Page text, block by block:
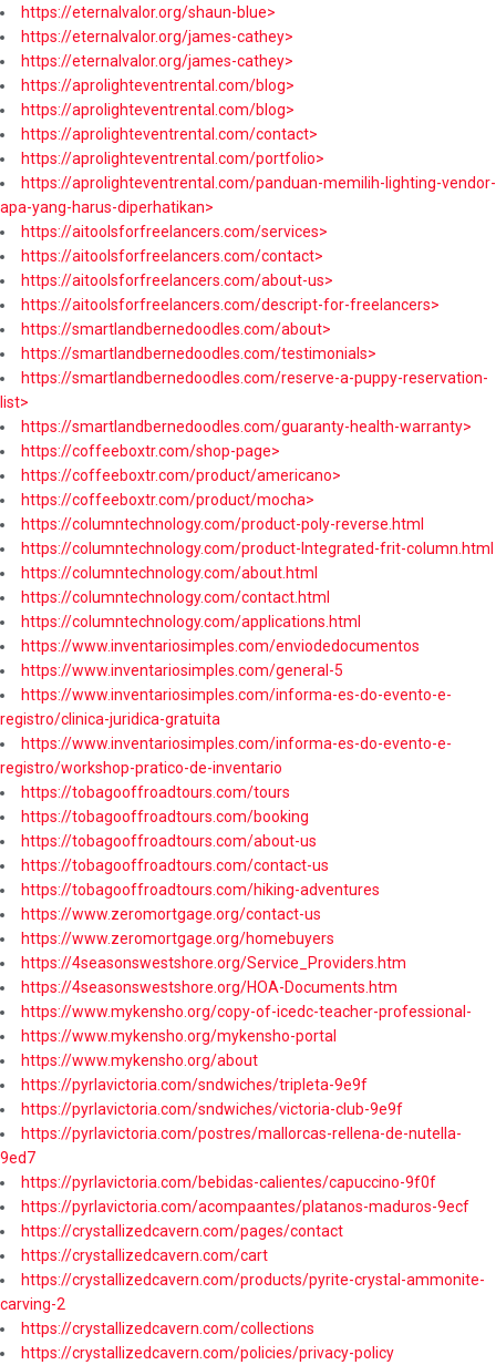
https://eternalvalor.org/shaun-blue>
https://eternalvalor.org/james-cathey>
https://eternalvalor.org/james-cathey>
https://aprolighteventrental.com/blog>
https://aprolighteventrental.com/blog>
https://aprolighteventrental.com/contact>
https://aprolighteventrental.com/portfolio>
https://aprolighteventrental.com/panduan-memilih-lighting-vendor-
apa-yang-harus-diperhatikan>
https://aitoolsforfreelancers.com/services>
https://aitoolsforfreelancers.com/contact>
https://aitoolsforfreelancers.com/about-us>
https://aitoolsforfreelancers.com/descript-for-freelancers>
https://smartlandbernedoodles.com/about>
https://smartlandbernedoodles.com/testimonials>
https://smartlandbernedoodles.com/reserve-a-puppy-reservation-
list>
https://smartlandbernedoodles.com/guaranty-health-warranty>
https://coffeeboxtr.com/shop-page>
https://coffeeboxtr.com/product/americano>
https://coffeeboxtr.com/product/mocha>
https://columntechnology.com/product-poly-reverse.html
https://columntechnology.com/product-Integrated-frit-column.html
https://columntechnology.com/about.html
https://columntechnology.com/contact.html
https://columntechnology.com/applications.html
https://www.inventariosimples.com/enviodedocumentos
https://www.inventariosimples.com/general-5
https://www.inventariosimples.com/informa-es-do-evento-e-
registro/clinica-juridica-gratuita
https://www.inventariosimples.com/informa-es-do-evento-e-
registro/workshop-pratico-de-inventario
https://tobagooffroadtours.com/tours
https://tobagooffroadtours.com/booking
https://tobagooffroadtours.com/about-us
https://tobagooffroadtours.com/contact-us
https://tobagooffroadtours.com/hiking-adventures
https://www.zeromortgage.org/contact-us
https://www.zeromortgage.org/homebuyers
https://4seasonswestshore.org/Service_Providers.htm
https://4seasonswestshore.org/HOA-Documents.htm
https://www.mykensho.org/copy-of-icedc-teacher-professional-
https://www.mykensho.org/mykensho-portal
https://www.mykensho.org/about
https://pyrlavictoria.com/sndwiches/tripleta-9e9f
https://pyrlavictoria.com/sndwiches/victoria-club-9e9f
https://pyrlavictoria.com/postres/mallorcas-rellena-de-nutella-
9ed7
https://pyrlavictoria.com/bebidas-calientes/capuccino-9f0f
https://pyrlavictoria.com/acompaantes/platanos-maduros-9ecf
https://crystallizedcavern.com/pages/contact
https://crystallizedcavern.com/cart
https://crystallizedcavern.com/products/pyrite-crystal-ammonite-
carving-2
https://crystallizedcavern.com/collections
https://crystallizedcavern.com/policies/privacy-policy